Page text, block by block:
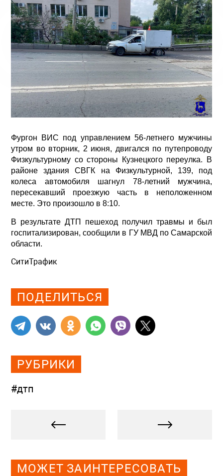
Фургон ВИС под управлением 56-летнего мужчины
утром во вторник, 2 июня, двигался по путепроводу
Физкультурному со стороны Кузнецкого переулка. В
районе здания СВГК на Физкультурной, 139, под
колеса автомобиля шагнул 78-летний мужчина,
пересекавший проезжую часть в неположенном
месте. Это произошло в 8:10.
В результате ДТП пешеход получил травмы и был
госпитализирован, сообщили в ГУ МВД по Самарской
области.
СитиТрафик
ПОДЕЛИТЬСЯ
РУБРИКИ
#дтп
МОЖЕТ ЗАИНТЕРЕСОВАТЬ